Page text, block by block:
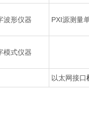
波形仪器 PXI源测量
模式仪器
以太网接口